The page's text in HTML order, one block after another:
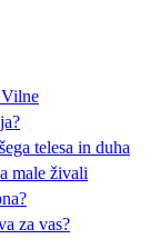
Vilne
telesa in duha
male živali
za vas?